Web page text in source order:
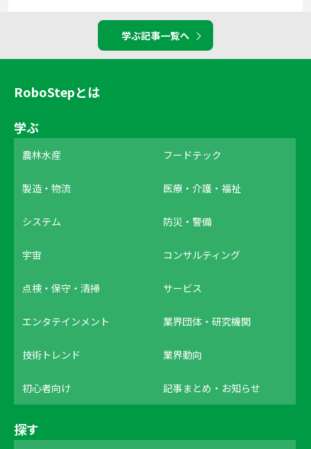
学ぶ記事一覧へ
RoboStepとは
学ぶ
農林水産 フードテック
製造・物流 医療・介護・福祉
システム 防災・警備
宇宙 コンサルティング
点検・保守・清掃 サービス
エンタテインメント 業界団体・研究機関
技術トレンド 業界動向
初心者向け 記事まとめ・お知らせ
探す